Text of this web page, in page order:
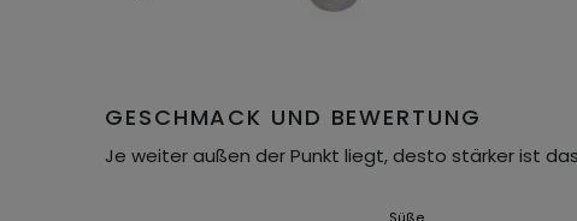
GESCHMACK UND BEWERTUNG
Je weiter außen der Punkt liegt, desto stärker ist